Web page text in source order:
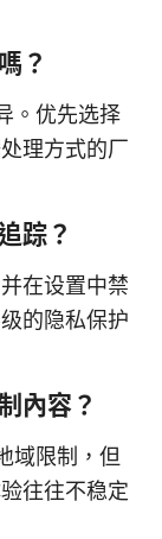
？
。优先选择
理方式的厂
踪？
在设置中禁
的隐私保护
內容？
域限制，但
往往不稳定